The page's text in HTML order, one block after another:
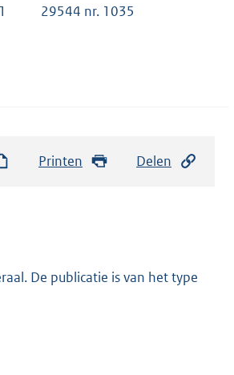
29544 nr. 1035
Printen Delen
De publicatie is van het type